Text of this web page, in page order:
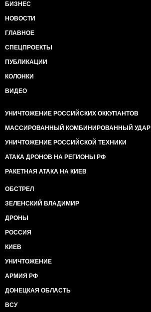
БИЗНЕС
НОВОСТИ
ГЛАВНОЕ
СПЕЦПРОЕКТЫ
ПУБЛИКАЦИИ
КОЛОНКИ
ВИДЕО
УНИЧТОЖЕНИЕ РОССИЙСКИХ ОККУПАНТОВ
МАССИРОВАННЫЙ КОМБИНИРОВАННЫЙ УДАР
УНИЧТОЖЕНИЕ РОССИЙСКОЙ ТЕХНИКИ
АТАКА ДРОНОВ НА РЕГИОНЫ РФ
РАКЕТНАЯ АТАКА НА КИЕВ
ОБСТРЕЛ
ЗЕЛЕНСКИЙ ВЛАДИМИР
ДРОНЫ
РОССИЯ
КИЕВ
УНИЧТОЖЕНИЕ
АРМИЯ РФ
ДОНЕЦКАЯ ОБЛАСТЬ
ВСУ